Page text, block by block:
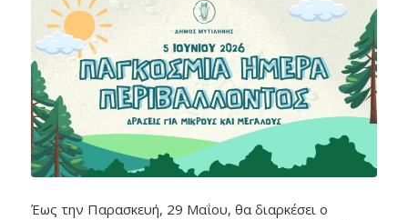
Έως την Παρασκευή, 29 Μαΐου, θα διαρκέσει ο